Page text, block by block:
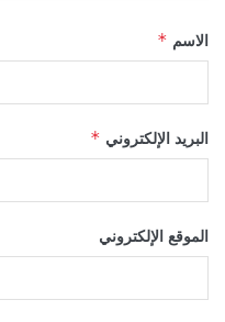
الاسم *
البريد الإلكتروني *
الموقع الإلكتروني